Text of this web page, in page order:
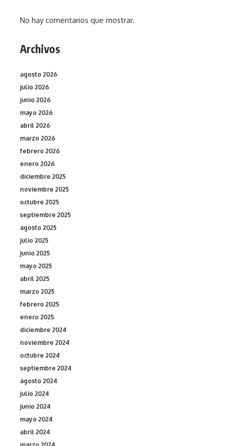
No hay comentarios que mostrar.
Archivos
agosto 2026
julio 2026
junio 2026
mayo 2026
abril 2026
marzo 2026
febrero 2026
enero 2026
diciembre 2025
noviembre 2025
octubre 2025
septiembre 2025
agosto 2025
julio 2025
junio 2025
mayo 2025
abril 2025
marzo 2025
febrero 2025
enero 2025
diciembre 2024
noviembre 2024
octubre 2024
septiembre 2024
agosto 2024
julio 2024
junio 2024
mayo 2024
abril 2024